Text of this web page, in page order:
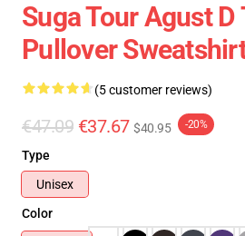
Suga Tour Agust D
Pullover
(5 customer reviews)
€47.09 €37.67 $40.95 -20%
Type
Unisex
Color